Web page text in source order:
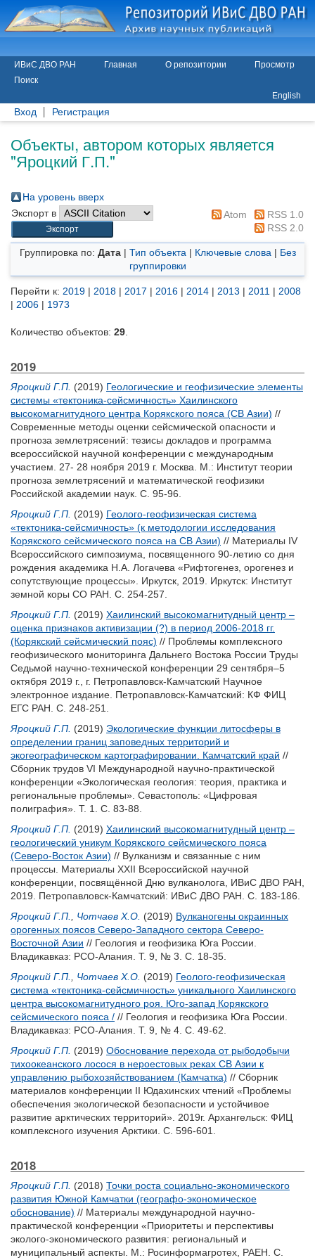
ИВиС ДВО РАН Главная О репозитории
Просмотр
Поиск
English
Вход Регистрация
Объекты, автором которых является
"Яроцкий Г.П."
На уровень вверх
Экспорт в
Atom
RSS 1.0
RSS 2.0
Группировка по: Дата| Тип объекта | Ключевые слова | Без
группировки
Перейти к: 2019 | 2018 | 2017 | 2016 | 2014 | 2013 | 2011 | 2008
| 2006 | 1973
Количество объектов: 29
2019
Яроцкий Г.П. (2019) Геологические и геофизические элементы
системы «тектоника-сейсмичность» Хаилинского
высокомагнитудного центра Корякского пояса (СВ Азии) //
Современные методы оценки сейсмической опасности и
прогноза землетрясений: тезисы докладов и программа
всероссийской научной конференции с международным
участием. 27- 28 ноября 2019 г. Москва. М.: Институт теории
прогноза землетрясений и математической геофизики
Российской академии наук. С. 95-96.
Яроцкий Г.П. (2019) Геолого-геофизическая система
«тектоника-сейсмичность» (к методологии исследования
Корякского сейсмического пояса на СВ Азии) // Материалы IV
Всероссийского симпозиума, посвященного 90-летию со дня
рождения академика Н.А. Логачева «Рифтогенез, орогенез и
сопутствующие процессы». Иркутск, 2019. Иркутск: Институт
земной коры СО РАН. С. 254-257.
Яроцкий Г.П. (2019) Хаилинский высокомагнитудный центр –
оценка признаков активизации (?) в период 2006-2018 гг.
(Корякский сейсмический пояс) // Проблемы комплексного
геофизического мониторинга Дальнего Востока России Труды
Седьмой научно-технической конференции 29 сентября–5
октября 2019 г., г. Петропавловск-Камчатский Научное
электронное издание. Петропавловск-Камчатский: КФ ФИЦ
ЕГС РАН. С. 248-251.
Яроцкий Г.П. (2019) Экологические функции литосферы в
определении границ заповедных территорий и
экогеографическом картографировании. Камчатский край //
Сборник трудов VI Международной научно-практической
конференции «Экологическая геология: теория, практика и
региональные проблемы». Севастополь: «Цифровая
полиграфия». Т. 1. С. 83-88.
Яроцкий Г.П. (2019) Хаилинский высокомагнитудный центр –
геологический уникум Корякского сейсмического пояса
(Северо-Восток Азии) // Вулканизм и связанные с ним
процессы. Материалы XXII Всероссийской научной
конференции, посвящённой Дню вулканолога, ИВиС ДВО РАН,
2019. Петропавловск-Камчатский: ИВиС ДВО РАН. С. 183-186.
Яроцкий Г.П.
Чотчаев Х.О. (2019) Вулканогены окраинных
орогенных поясов Северо-Западного сектора Северо-
Восточной Азии // Геология и геофизика Юга России.
Владикавказ: РСО-Алания. Т. 9, № 3. С. 18-35.
Яроцкий Г.П.
Чотчаев Х.О. (2019) Геолого-геофизическая
система «тектоника-сейсмичность» уникального Хаилинского
центра высокомагнитудного роя. Юго-запад Корякского
сейсмического пояса / // Геология и геофизика Юга России.
Владикавказ: РСО-Алания. Т. 9, № 4. С. 49-62.
Яроцкий Г.П. (2019) Обоснование перехода от рыбодобычи
тихоокеанского лосося в нероестовых реках СВ Азии к
управлению рыбохозяйствованием (Камчатка) // Сборник
материалов конференции II Юдахинских чтений «Проблемы
обеспечения экологической безопасности и устойчивое
развитие арктических территорий». 2019г. Архангельск: ФИЦ
комплексного изучения Арктики. С. 596-601.
2018
Яроцкий Г.П. (2018) Точки роста социально-экономического
развития Южной Камчатки (географо-экономическое
обоснование) // Материалы международной научно-
практической конференции «Приоритеты и перспективы
эколого-экономического развития: региональный и
муниципальный аспекты. М.: Росинформагротех, РАЕН. С.